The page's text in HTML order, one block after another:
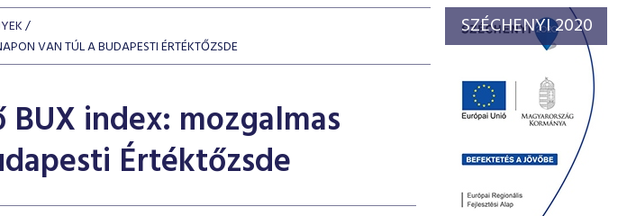
VAN TÚL A BUDAPESTI ÉRTÉKTŐZSDE
index: mozgalmas
Értéktőzsde
SZÉCHENYI 2020